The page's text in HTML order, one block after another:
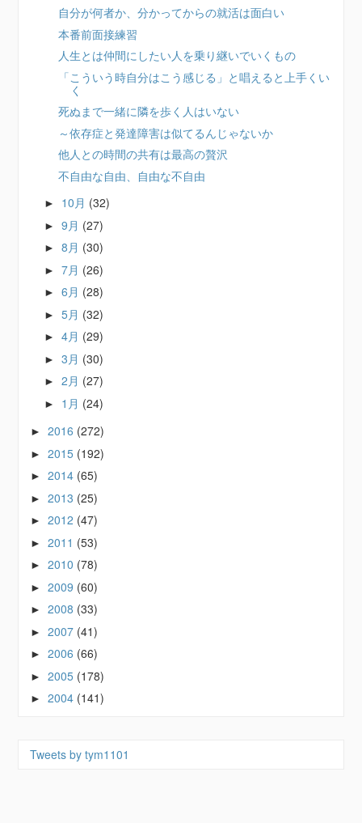
自分が何者か、分かってからの就活は面白い
本番前面接練習
人生とは仲間にしたい人を乗り継いでいくもの
「こういう時自分はこう感じる」と唱えると上手くい
く
死ぬまで一緒に隣を歩く人はいない
～依存症と発達障害は似てるんじゃないか
他人との時間の共有は最高の贅沢
不自由な自由、自由な不自由
► 10月 (32)
►9月 (27)
►8月 (30)
►7月 (26)
►6月 (28)
►5月 (32)
►4月 (29)
►3月 (30)
►2月 (27)
► 1月 (24)
►2016 (272)
►2015 (192)
►2014 (65)
►2013 (25)
►2012 (47)
►2011 (53)
►2010 (78)
►2009 (60)
►2008 (33)
►2007 (41)
►2006 (66)
►2005 (178)
►2004 (141)
Tweets by tym1101